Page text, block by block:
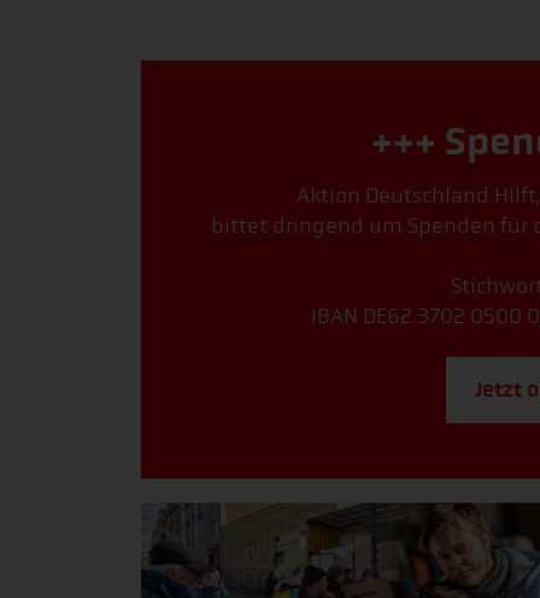
+++
Aktion Deutschland
bittet dringend um Spenden für
IBAN DE62 3702 0500
Jetzt